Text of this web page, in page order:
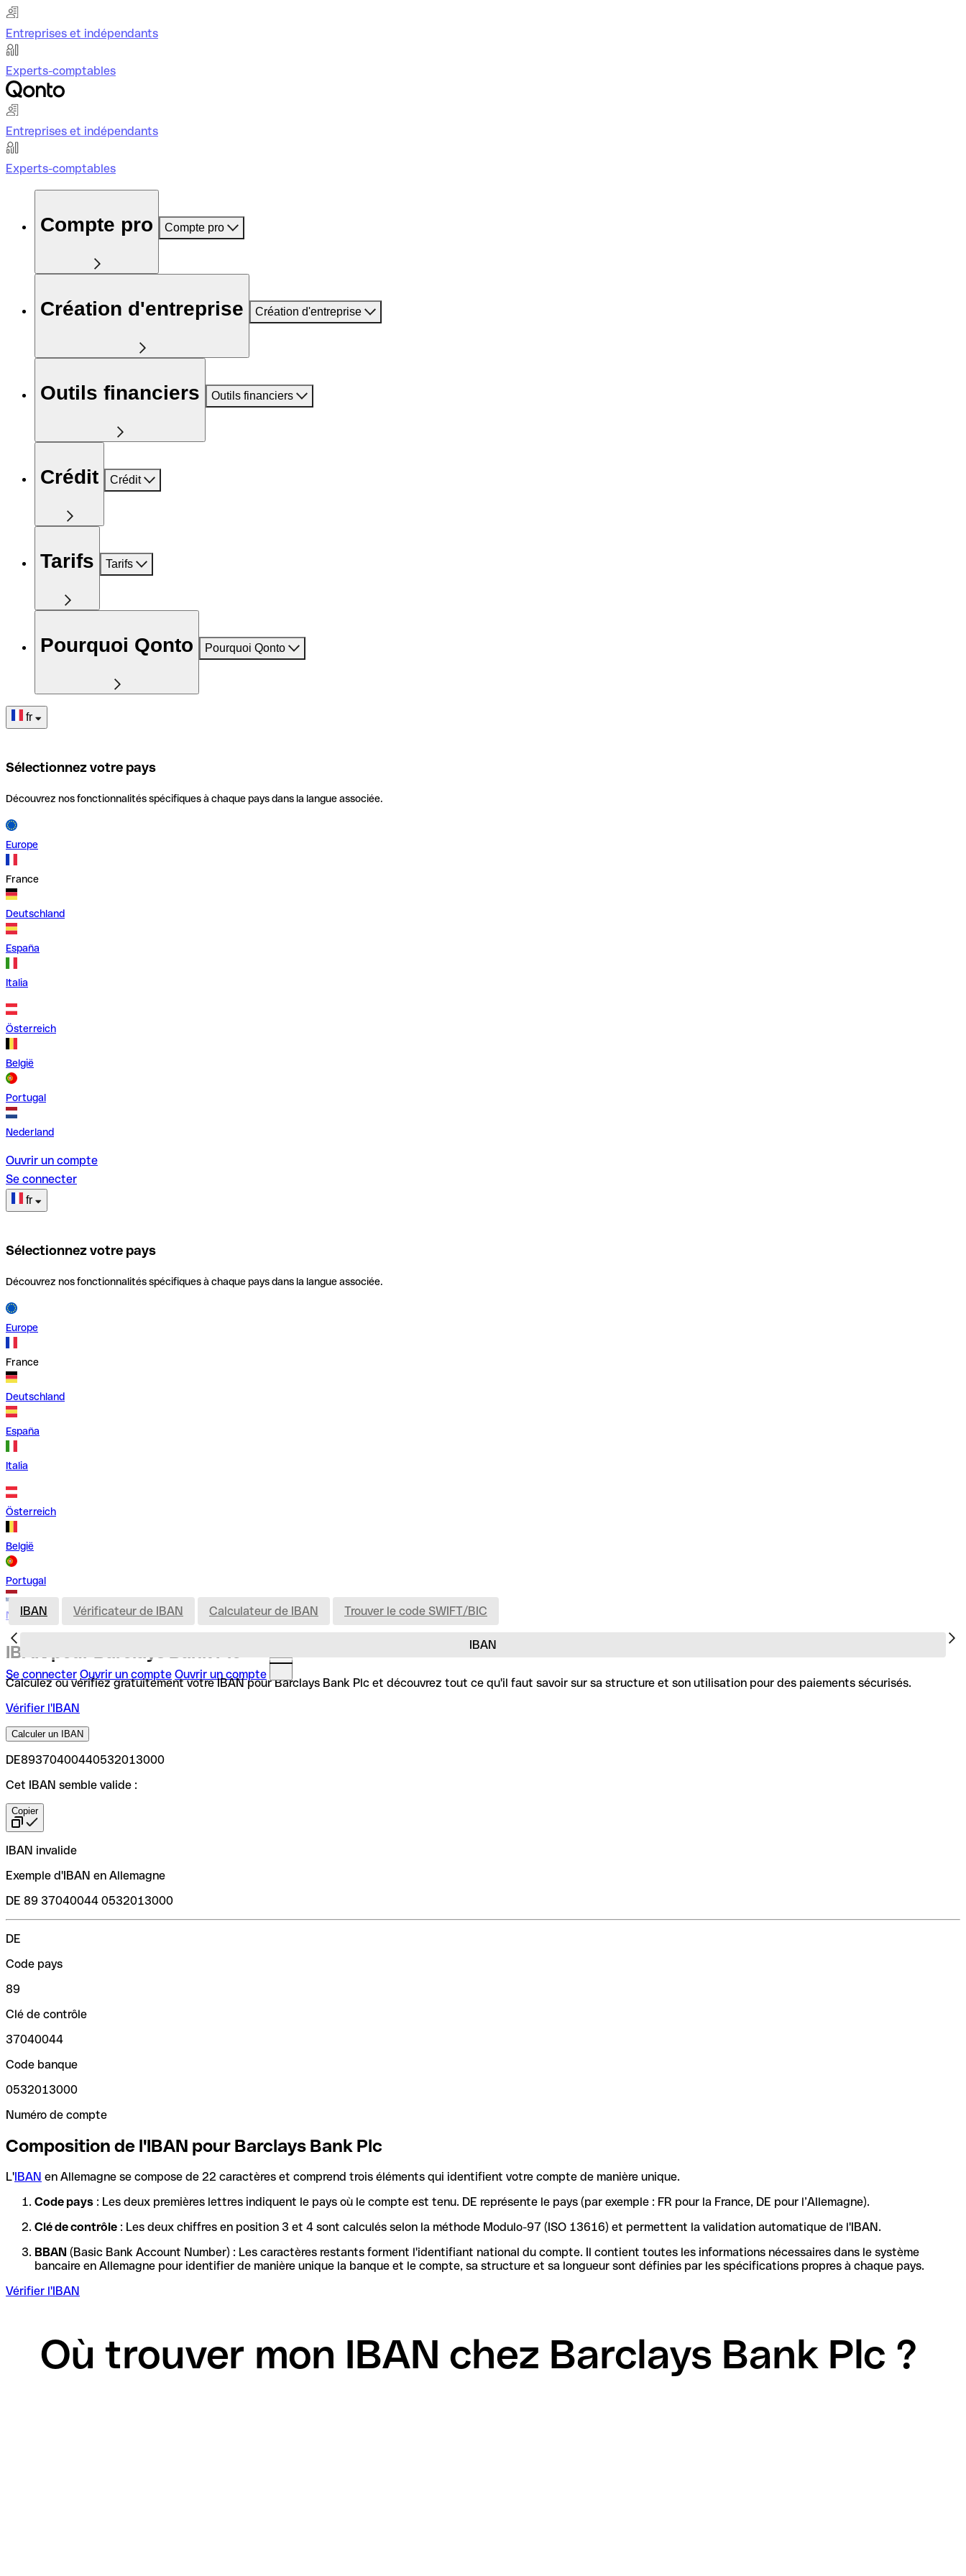
Entreprises et indépendants
Experts-comptables
Entreprises et indépendants
Experts-comptables
Compte pro Compte pro
Création d'entreprise Création d'entreprise
Outils financiers Outils financiers
Crédit Crédit
Tarifs Tarifs
Pourquoi Qonto Pourquoi Qonto
fr
Sélectionnez votre pays
Découvrez nos fonctionnalités spécifiques à chaque pays dans la langue associée.
Europe
France
Deutschland
España
Italia
Österreich
België
Portugal
Nederland
Ouvrir un compte
Se connecter
fr
Sélectionnez votre pays
Découvrez nos fonctionnalités spécifiques à chaque pays dans la langue associée.
Europe
France
Deutschland
España
Italia
Österreich
België
Portugal
Nederland
Se connecter Ouvrir un compte Ouvrir un compte
IBAN
IBAN Vérificateur de IBAN Calculateur de IBAN Trouver le code SWIFT/BIC
IBAN pour Barclays Bank Plc
Calculez ou vérifiez gratuitement votre IBAN pour Barclays Bank Plc et découvrez tout ce qu'il faut savoir sur sa structure et son utilisation pour des paiements sécurisés.
Vérifier l'IBAN
Calculer un IBAN
DE89370400440532013000
Cet IBAN semble valide :
Copier
IBAN invalide
Exemple d'IBAN en Allemagne
DE 89 37040044 0532013000
DE
Code pays
89
Clé de contrôle
37040044
Code banque
0532013000
Numéro de compte
Composition de l'IBAN pour Barclays Bank Plc
L'IBAN en Allemagne se compose de 22 caractères et comprend trois éléments qui identifient votre compte de manière unique.
Code pays : Les deux premières lettres indiquent le pays où le compte est tenu. DE représente le pays (par exemple : FR pour la France, DE pour l’Allemagne).
Clé de contrôle : Les deux chiffres en position 3 et 4 sont calculés selon la méthode Modulo-97 (ISO 13616) et permettent la validation automatique de l'IBAN.
BBAN (Basic Bank Account Number) : Les caractères restants forment l'identifiant national du compte. Il contient toutes les informations nécessaires dans le système
bancaire en Allemagne pour identifier de manière unique la banque et le compte, sa structure et sa longueur sont définies par les spécifications propres à chaque pays.
Vérifier l'IBAN
Où trouver mon IBAN chez Barclays Bank Plc ?